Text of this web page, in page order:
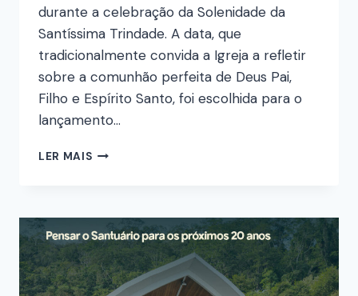
durante a celebração da Solenidade da
Santíssima Trindade. A data, que
tradicionalmente convida a Igreja a refletir
sobre a comunhão perfeita de Deus Pai,
Filho e Espírito Santo, foi escolhida para o
lançamento…
LER MAIS